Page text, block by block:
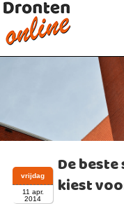
De
kiest
vrijdag
11 apr.
2014